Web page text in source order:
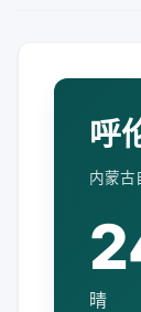
呼
内蒙古
晴